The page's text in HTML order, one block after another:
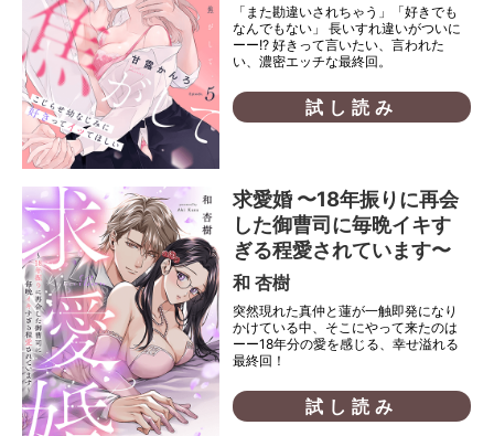
「また勘違いされちゃう」「好きでも
なんでもない」 長いすれ違いがついに
ーー!? 好きって言いたい、言われた
い、濃密エッチな最終回。
試し読み
求愛婚 〜18年振りに再会
した御曹司に毎晩イキす
ぎる程愛されています〜
和 杏樹
突然現れた真仲と蓮が一触即発になり
かけている中、そこにやって来たのは
ーー18年分の愛を感じる、幸せ溢れる
最終回！
試し読み